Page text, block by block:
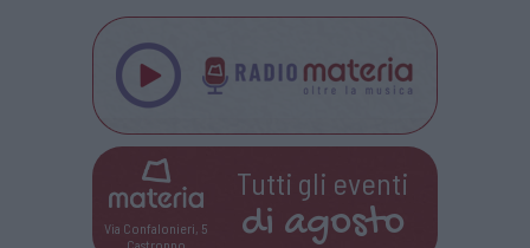
Via Confalonieri, 5
Castronno
Tutti gli eventi
di agosto